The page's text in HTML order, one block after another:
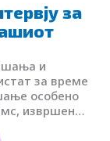
за
и
за време
особено
извршен
кој